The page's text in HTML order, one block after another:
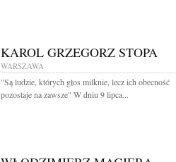
KAROL GRZEGORZ STOPA
WARSZAWA
"Są ludzie, których głos milknie, lecz ich obecność
pozostaje na zawsze" W dniu 9 lipca...